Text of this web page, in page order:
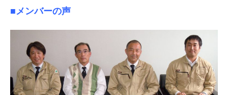
■メンバーの声